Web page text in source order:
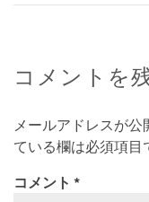
コメントを
メールアドレスが公
ている欄は必須項目
コメント *